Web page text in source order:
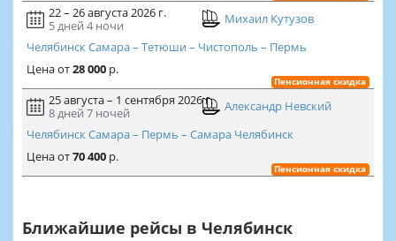
22 – 26 августа 2026 г.
5 дней 4 ночи
Михаил Кутузов
Челябинск Самара – Тетюши – Чистополь – Пермь
Ценаот28 000р.
Пенсионная скидка
25 августа – 1 сентября 2026 г.
8 дней 7 ночей
Александр Невский
Челябинск Самара – Пермь – Самара Челябинск
Ценаот70 400р.
Пенсионная скидка
Ближайшие рейсы в Челябинск